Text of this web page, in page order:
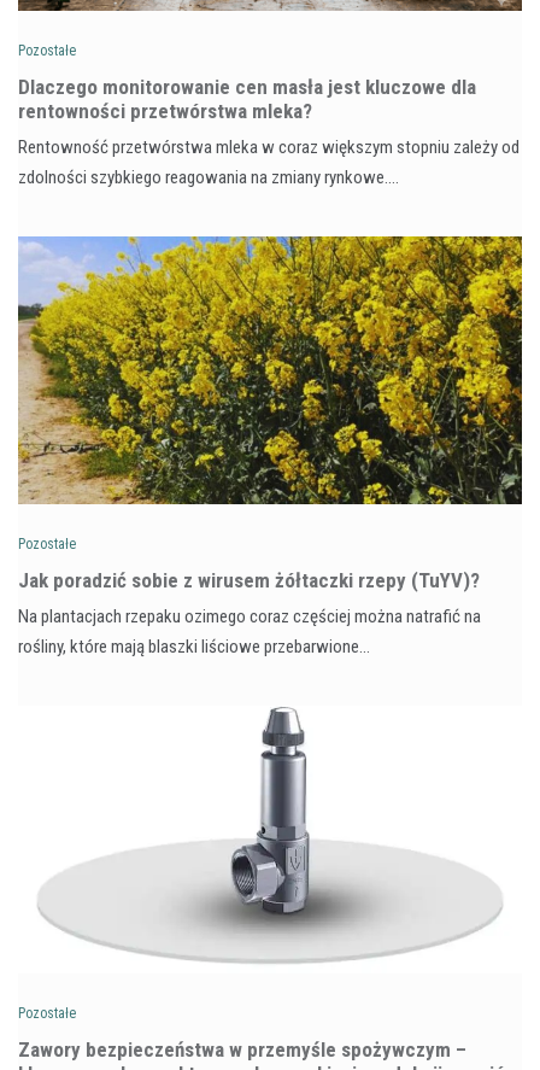
Pozostałe
Dlaczego monitorowanie cen masła jest kluczowe dla
rentowności przetwórstwa mleka?
Rentowność przetwórstwa mleka w coraz większym stopniu zależy od
zdolności szybkiego reagowania na zmiany rynkowe.…
Pozostałe
​Jak poradzić sobie z wirusem żółtaczki rzepy (TuYV)?
Na plantacjach rzepaku ozimego coraz częściej można natrafić na
rośliny, które mają blaszki liściowe przebarwione…
Pozostałe
Zawory bezpieczeństwa w przemyśle spożywczym –